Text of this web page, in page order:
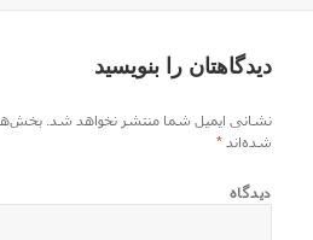
دیدگاهتان را بنویسید
نشانی ایمیل شما منتشر نخواهد شد.
شده‌اند*
دیدگاه